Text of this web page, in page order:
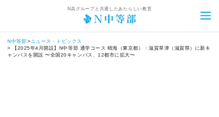
N高グループと共通したあたらしい教育
N中等部
ニュース・トピックス
【2025年4月開設】N中等部 通学コース 晴海（東京都）・滋賀草津（滋賀県）に新キ
ャンパスを開設 〜全国20キャンパス、12都市に拡大〜
トップ